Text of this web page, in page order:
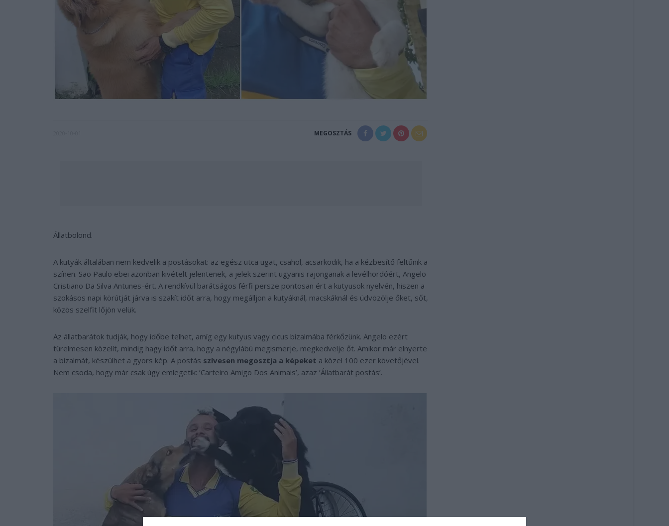
MEGOSZTÁS
Állatbolond.
A kutyák általában nem kedvelik a postásokat: az egész utca ugat, csahol, acsarkodik, ha a kézbesítő feltűnik a
színen. Sao Paulo ebei azonban kivételt jelentenek, a jelek szerint ugyanis rajonganak a levélhordóért, Angelo
Cristiano Da Silva Antunes-ért. A rendkívül barátságos férfi persze pontosan ért a kutyusok nyelvén, hiszen a
szokásos napi körútját járva is szakít időt arra, hogy megálljon a kutyáknál, macskáknál és üdvözölje őket, sőt,
közös szelfit lőjön velük.
Az állatbarátok tudják, hogy időbe telhet, amíg egy kutyus vagy cicus bizalmába férkőzünk. Angelo ezért
türelmesen közelít, mindig hagy időt arra, hogy a négylábú megismerje, megkedvelje őt. Amikor már elnyerte
a bizalmát, készülhet a gyors kép. A postás szívesen megosztja a képeket a közel 100 ezer követőjével.
Nem csoda, hogy már csak úgy emlegetik: ’Carteiro Amigo Dos Animais’, azaz ’Állatbarát postás’.